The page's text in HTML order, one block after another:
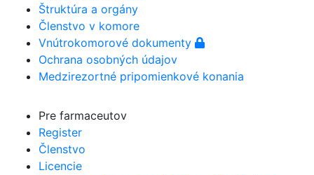
Štruktúra a orgány
Členstvo v komore
Vnútrokomorové dokumenty
Ochrana osobných údajov
Medzirezortné pripomienkové konania
Pre farmaceutov
Register
Členstvo
Licencie